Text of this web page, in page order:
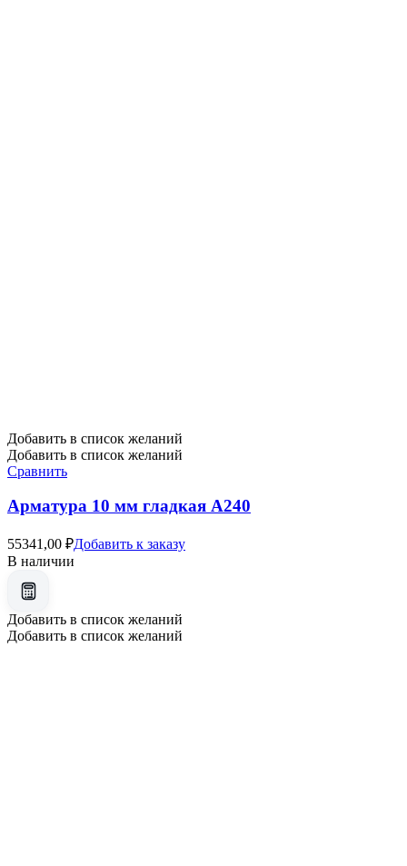
Добавить в список желаний
Добавить в список желаний
Сравнить
Арматура 10 мм гладкая А240
55341,00 ₽Добавить к заказу
В наличии
Добавить в список желаний
Добавить в список желаний